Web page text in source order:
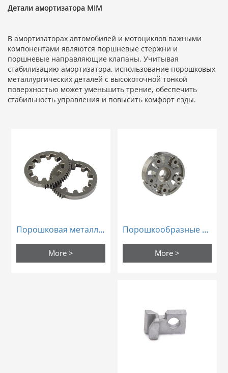
Детали амортизатора MIM
В амортизаторах автомобилей и мотоциклов важными
компонентами являются поршневые стержни и
поршневые направляющие клапаны. Учитывая
стабилизацию амортизатора, использование порошковых
металлургических деталей с высокоточной тонкой
поверхностью может уменьшить трение, обеспечить
стабильность управления и повысить комфорт езды.
Порошковая металлургия
More >
Порошкообразные металлические детали
More >